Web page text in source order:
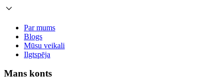
Par mums
Blogs
Mūsu veikali
Ilgtspēja
Mans konts